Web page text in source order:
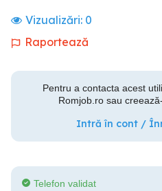
Vizualizări: 0
Raportează
Pentru a contacta acest
Romjob.ro sau
Intră în cont /
Telefon validat